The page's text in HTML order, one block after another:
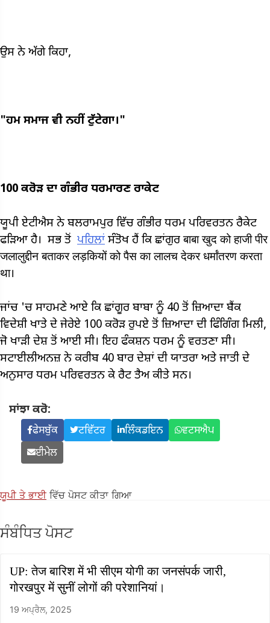
ਉਸ ਨੇ ਅੱਗੇ ਕਿਹਾ,
"ਹਮ ਸਮਾਜ ਵੀ ਨਹੀਂ ਟੁੱਟੇਗਾ।"
100 ਕਰੋੜ ਦਾ ਗੰਭੀਰ ਧਰਮਾਰਣ ਰਾਕੇਟ
ਯੂਪੀ ਏਟੀਐਸ ਨੇ ਬਲਰਾਮਪੁਰ ਵਿੱਚ ਗੰਭੀਰ ਧਰਮ ਪਰਿਵਰਤਨ ਰੈਕੇਟ
ਫੜਿਆ ਹੈ। ਸਭ ਤੋਂ ਪਹਿਲਾਂ ਸੰਤੋਖ ਹੈਂ ਕਿ ਛਾਂਗੁਰ बाबा खुद को हाजी पीर
जलालुद्दीन बताकर लड़कियों को पैस का लालच देकर धर्मांतरण करता
था।
ਜਾਂਚ 'ਚ ਸਾਹਮਣੇ ਆਏ ਕਿ ਛਾਂਗੂਰ ਬਾਬਾ ਨੂੰ 40 ਤੋਂ ਜ਼ਿਆਦਾ ਬੈਂਕ
ਵਿਦੇਸ਼ੀ ਖਾਤੇ ਦੇ ਜੇਰੇਏ 100 ਕਰੋੜ ਰੁਪਏ ਤੋਂ ਜ਼ਿਆਦਾ ਦੀ ਫਿੰਗਿੰਗ ਮਿਲੀ,
ਜੋ ਖਾੜੀ ਦੇਸ਼ ਤੋਂ ਆਈ ਸੀ। ਇਹ ਫੰਕਸ਼ਨ ਧਰਮ ਨੂੰ ਵਰਤਣਾ ਸੀ।
ਸਟਾਈਲੀਅਨਜ਼ ਨੇ ਕਰੀਬ 40 ਬਾਰ ਦੇਸ਼ਾਂ ਦੀ ਯਾਤਰਾ ਅਤੇ ਜਾਤੀ ਦੇ
ਅਨੁਸਾਰ ਧਰਮ ਪਰਿਵਰਤਨ ਕੇ ਰੈਟ ਤੈਅ ਕੀਤੇ ਸਨ।
ਸਾਂਝਾ ਕਰੋ:
ਫੇਸਬੁੱਕ ਟਵਿੱਟਰ ਲਿੰਕਡਇਨ
ਵਟਸਐਪ
ਈਮੇਲ
ਯੂਪੀ ਤੇ ਭਾਈ ਵਿੱਚ ਪੋਸਟ ਕੀਤਾ ਗਿਆ
ਸੰਬੰਧਿਤ ਪੋਸਟ
UP: तेज बारिश में भी सीएम योगी का जनसंपर्क जारी,
गोरखपुर में सुनीं लोगों की परेशानियां।
19 ਅਪ੍ਰੈਲ, 2025